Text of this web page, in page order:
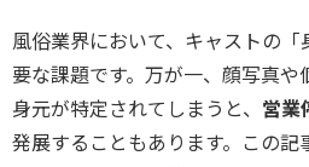
風俗業界において、キャストの
要な課題です。万が一、顔写真
身元が特定されてしまうと、 営業
発展することもあります。この記